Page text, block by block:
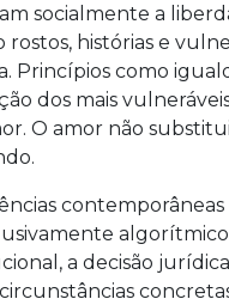
socialmente a
histórias e
Princípios como
dos mais
O amor não
a decisão